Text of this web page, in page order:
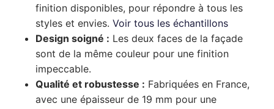
Complément rénovation de cuisine
Façade de tiroir
Complément rénovation de cuisine
Façade de porte
Façade de tiroir
Complément rénovation de cuisine
finition disponibles, pour répondre à tous les
styles et envies. Voir tous les échantillons
Design soigné : Les deux faces de la façade
sont de la même couleur pour une finition
impeccable.
Qualité et robustesse : Fabriquées en France,
avec une épaisseur de 19 mm pour une